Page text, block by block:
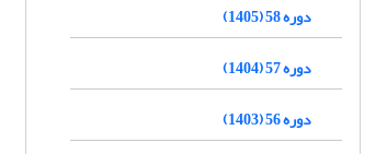
دوره 58 (1405)
دوره 57 (1404)
دوره 56 (1403)